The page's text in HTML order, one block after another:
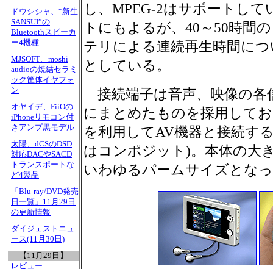
ドウシシャ、“新生
SANSUI”の
Bluetoothスピーカ
ー4機種
MJSOFT、moshi
audioの焼結セラミ
ック筐体イヤフォ
ン
オヤイデ、FiiOの
iPhoneリモコン付
きアンプ黒モデル
太陽、dCSのDSD
対応DACやSACD
トランスポートな
ど4製品
「Blu-ray/DVD発売
日一覧」11月29日
の更新情報
ダイジェストニュ
ース(11月30日)
【11月29日】
レビュー
し、MPEG-2はサポートし
トにもよるが、40～50時間
テリによる連続再生時間に
としている。
接続端子は音声、映像の各
にまとめたものを採用して
を利用してAV機器と接続す
はコンポジット)。本体の大
いわゆるパームサイズとな